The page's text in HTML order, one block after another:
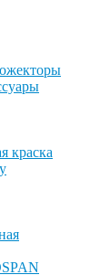
краска